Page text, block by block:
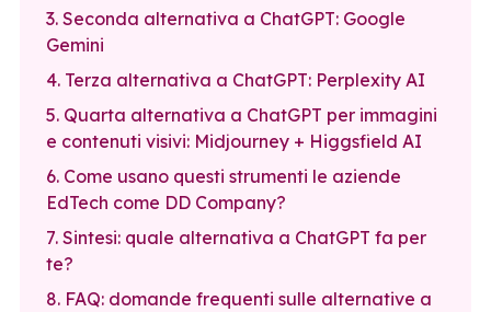
3. Seconda alternativa a ChatGPT: Google
Gemini
4. Terza alternativa a ChatGPT: Perplexity AI
5. Quarta alternativa a ChatGPT per immagini
e contenuti visivi: Midjourney + Higgsfield AI
6. Come usano questi strumenti le aziende
EdTech come DD Company?
7. Sintesi: quale alternativa a ChatGPT fa per
te?
8. FAQ: domande frequenti sulle alternative a